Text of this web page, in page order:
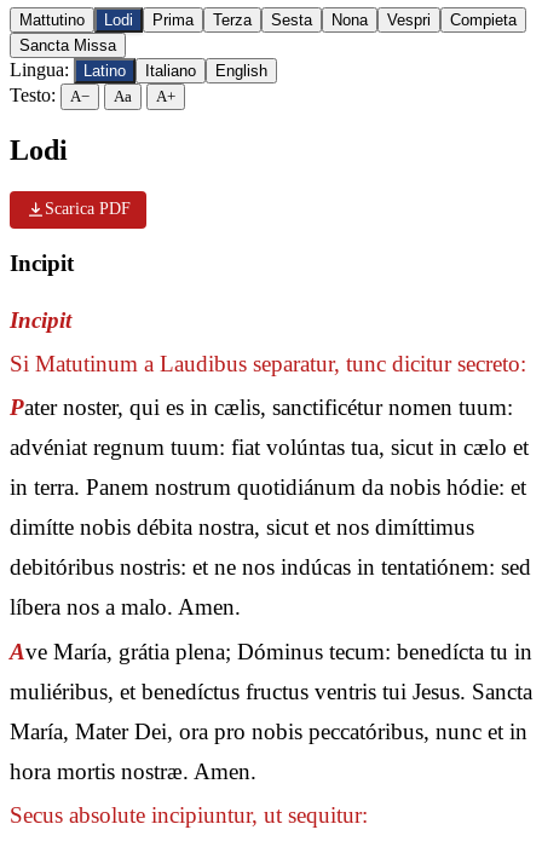
Mattutino Lodi Prima Terza Sesta Nona Vespri
Compieta
Sancta Missa
Lingua: Latino Italiano English
Testo: A− Aa A+
Lodi
Scarica PDF
Incipit
Incipit
Si Matutinum a Laudibus separatur, tunc dicitur secreto:
Pater noster, qui es in cælis, sanctificétur nomen tuum:
advéniat regnum tuum: fiat volúntas tua, sicut in cælo et
in terra. Panem nostrum quotidiánum da nobis hódie: et
dimítte nobis débita nostra, sicut et nos dimíttimus
debitóribus nostris: et ne nos indúcas in tentatiónem: sed
líbera nos a malo. Amen.
Ave María, grátia plena; Dóminus tecum: benedícta tu in
muliéribus, et benedíctus fructus ventris tui Jesus. Sancta
María, Mater Dei, ora pro nobis peccatóribus, nunc et in
hora mortis nostræ. Amen.
Secus absolute incipiuntur, ut sequitur: